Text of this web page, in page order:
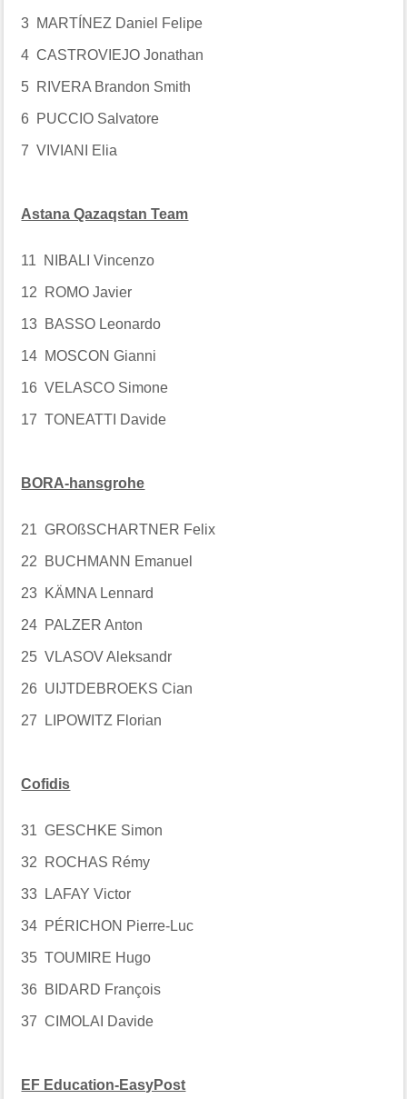
3 MARTÍNEZ Daniel Felipe
4 CASTROVIEJO Jonathan
5 RIVERA Brandon Smith
6 PUCCIO Salvatore
7 VIVIANI Elia
Astana Qazaqstan Team
11 NIBALI Vincenzo
12 ROMO Javier
13 BASSO Leonardo
14 MOSCON Gianni
16 VELASCO Simone
17 TONEATTI Davide
BORA-hansgrohe
21 GROßSCHARTNER Felix
22 BUCHMANN Emanuel
23 KÄMNA Lennard
24 PALZER Anton
25 VLASOV Aleksandr
26 UIJTDEBROEKS Cian
27 LIPOWITZ Florian
Cofidis
31 GESCHKE Simon
32 ROCHAS Rémy
33 LAFAY Victor
34 PÉRICHON Pierre-Luc
35 TOUMIRE Hugo
36 BIDARD François
37 CIMOLAI Davide
EF Education-EasyPost